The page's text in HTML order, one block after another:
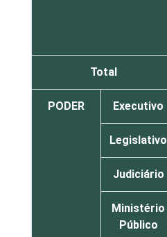
Total
PODER Executivo
Legislativo
Judiciário
Ministério
Público